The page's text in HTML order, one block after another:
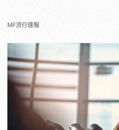
MF流行速報